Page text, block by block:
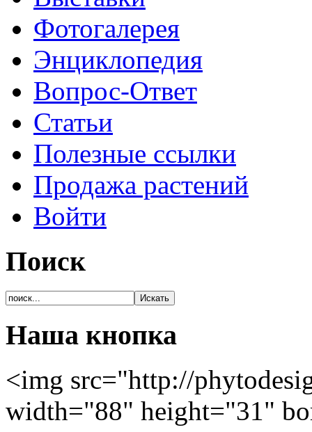
Фотогалерея
Энциклопедия
Вопрос-Ответ
Статьи
Полезные ссылки
Продажа растений
Войти
Поиск
Наша кнопка
<img src="http://
width="88" height="31"